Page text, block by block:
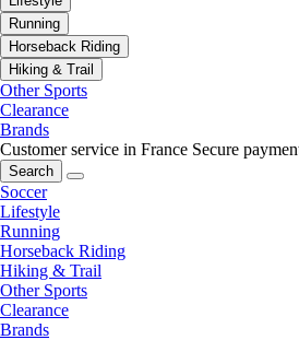
Running
Horseback Riding
Hiking & Trail
Other Sports
Clearance
Brands
Customer service in France Secure
Search
Soccer
Lifestyle
Running
Horseback Riding
Hiking & Trail
Other Sports
Clearance
Brands